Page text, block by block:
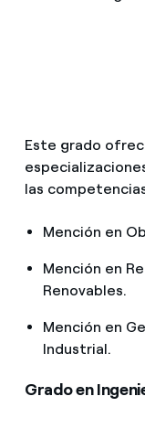
Este grado
las
Mención en
Mención en
Renovables.
Mención en
Industrial.
Grado en